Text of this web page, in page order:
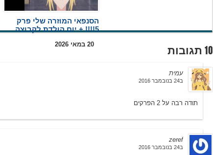
הסנפאי המוזרה שלי פרק
5!!!! + יום הולדת לקבוצה
20 במאי 2026
10 תגובות
עמית
ב24 בנובמבר 2016
תודה רבה על 2 הפרקים
zeref
ב24 בנובמבר 2016